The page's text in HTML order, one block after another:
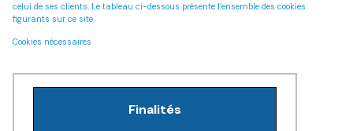
celui de ses clients. Le tableau ci-dessous présente l’ensemble des cookies
figurants sur ce site.
Cookies nécessaires
Finalités